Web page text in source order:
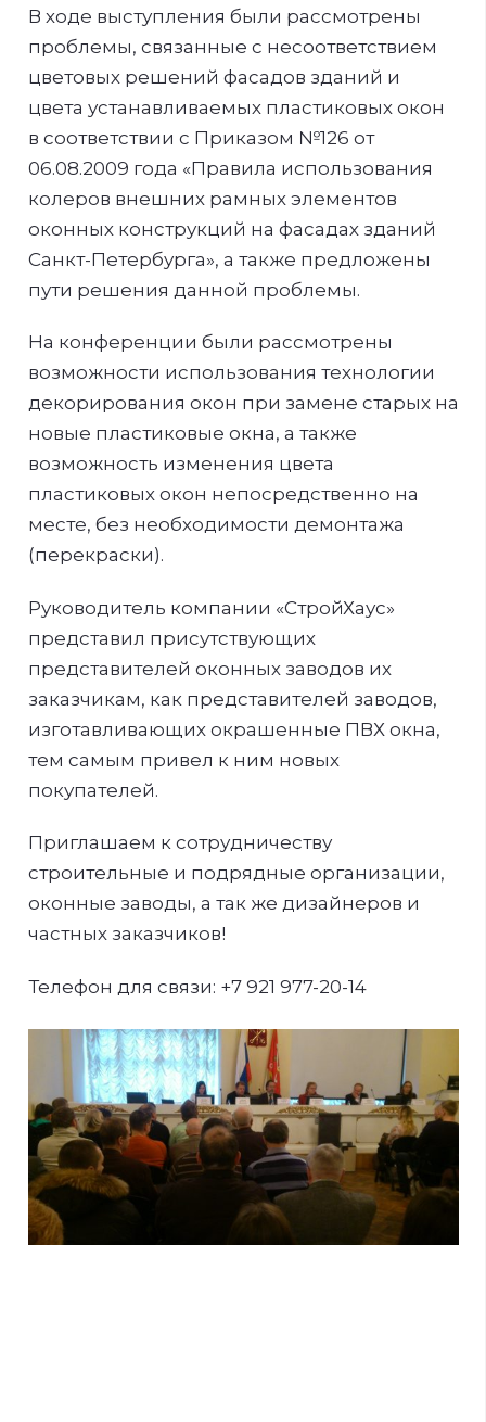
В ходе выступления были рассмотрены
проблемы, связанные с несоответствием
цветовых решений фасадов зданий и
цвета устанавливаемых пластиковых окон
в соответствии с Приказом №126 от
06.08.2009 года «Правила использования
колеров внешних рамных элементов
оконных конструкций на фасадах зданий
Санкт-Петербурга», а также предложены
пути решения данной проблемы.
На конференции были рассмотрены
возможности использования технологии
декорирования окон при замене старых на
новые пластиковые окна, а также
возможность изменения цвета
пластиковых окон непосредственно на
месте, без необходимости демонтажа
(перекраски).
Руководитель компании «СтройХаус»
представил присутствующих
представителей оконных заводов их
заказчикам, как представителей заводов,
изготавливающих окрашенные ПВХ окна,
тем самым привел к ним новых
покупателей.
Приглашаем к сотрудничеству
строительные и подрядные организации,
оконные заводы, а так же дизайнеров и
частных заказчиков!
Телефон для связи: +7 921 977-20-14